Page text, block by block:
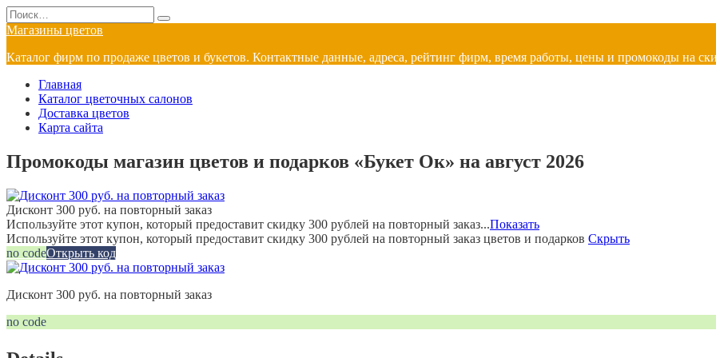
Перейти
к
содержанию
Search
for:
Магазины цветов
Каталог фирм по продаже цветов и букетов. Контактные данные, адреса, рейтинг фирм, время работы, цены и промокоды на
Главная
Каталог цветочных салонов
Доставка цветов
Карта сайта
Промокоды магазин цветов и подарков «Букет Ок» на август 2026
Дисконт 300 руб. на повторный заказ
Используйте этот купон, который предоставит скидку 300 рублей на повторный заказ...Показать
Используйте этот купон, который предоставит скидку 300 рублей на повторный заказ цветов и подарков Скрыть
no codeОткрыть код
Дисконт 300 руб. на повторный заказ
no code